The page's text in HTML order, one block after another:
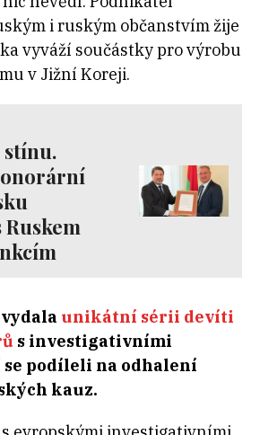
i ruským občanstvím žije
vyváží součástky pro výrobu
v Jižní Koreji.
stínu.
unikátní sérii devíti
s investigativními
podíleli na odhalení
kauz.